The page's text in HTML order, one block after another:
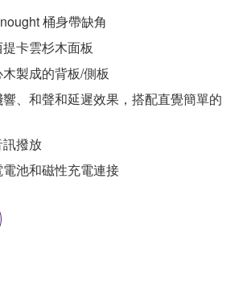
桶身帶缺角
卡雲杉木面板
製成的背板/側板
、和聲和延遲效果，搭配直覺簡單的
撥放
池和磁性充電連接